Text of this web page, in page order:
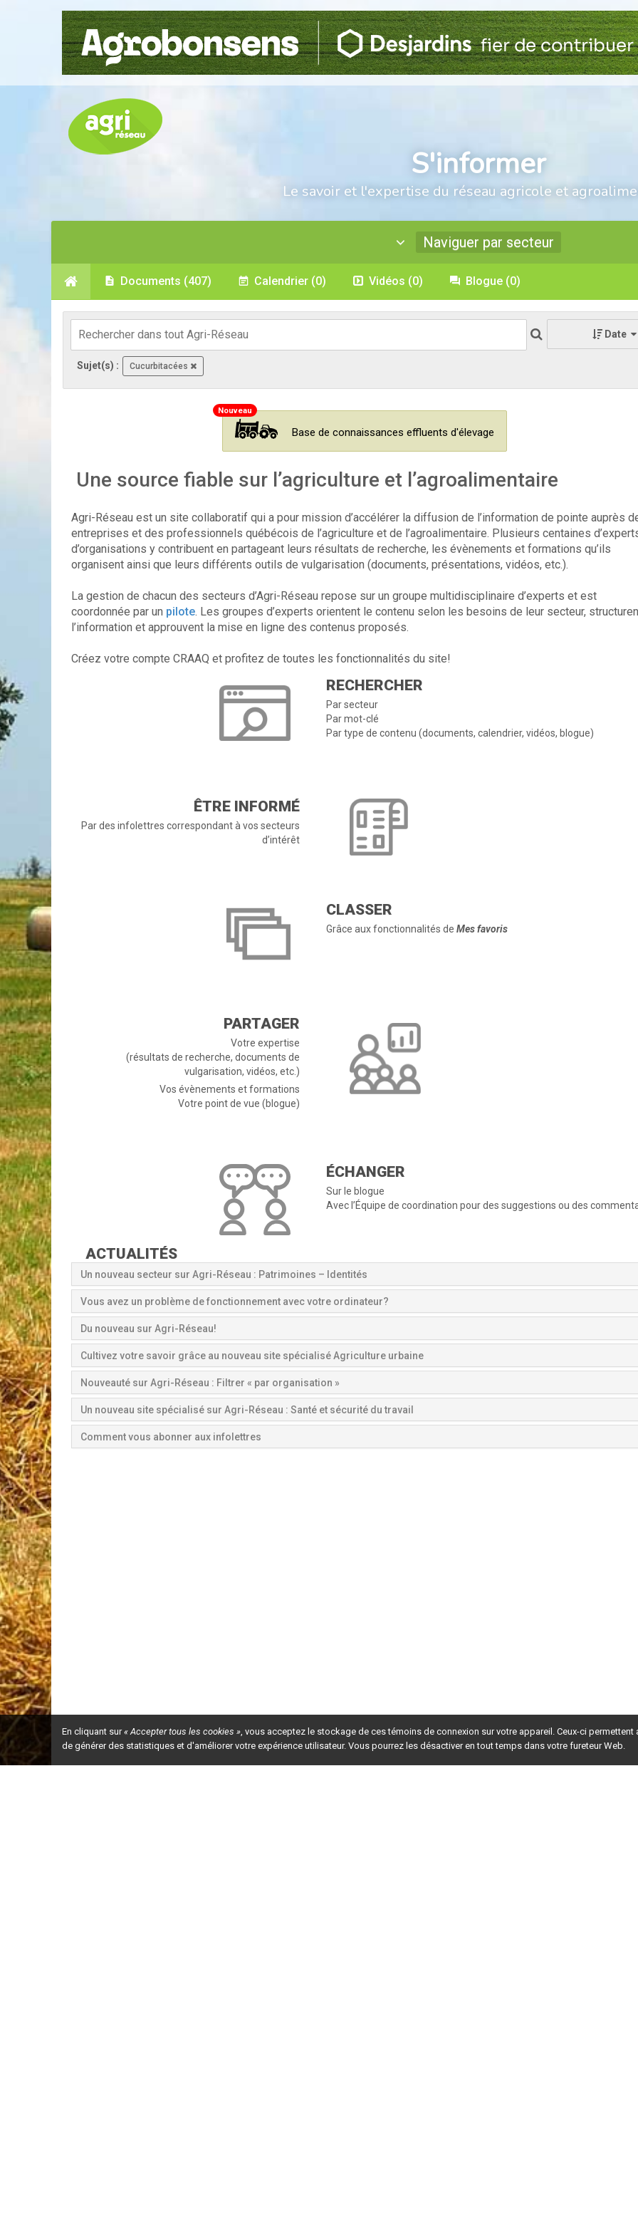
S'informer
Le savoir et l'expertise du réseau agricole et
Naviguer par secteur
Documents (407) Calendrier (0) Vidéos (0) Blogue (0)
Date
Sujet(s) : Cucurbitacées
Base de connaissances effluents d'élevage
Une source fiable sur l’agriculture et l’agroalimentaire
Agri-Réseau est un site collaboratif qui a pour mission d’accélérer la diffusion de l’information de pointe auprès
entreprises et des professionnels québécois de l’agriculture et de l’agroalimentaire. Plusieurs centaines
d’organisations y contribuent en partageant leurs résultats de recherche, les évènements et formations qu’ils
organisent ainsi que leurs différents outils de vulgarisation (documents, présentations, vidéos, etc.).
La gestion de chacun des secteurs d’Agri-Réseau repose sur un groupe multidisciplinaire d’experts et est
coordonnée par un pilote. Les groupes d’experts orientent le contenu selon les besoins de leur secteur,
l’information et approuvent la mise en ligne des contenus proposés.
Créez votre compte CRAAQ et profitez de toutes les fonctionnalités du site!
RECHERCHER
Par secteur
Par mot-clé
Par type de contenu (documents, calendrier, vidéos, blogue)
ÊTRE INFORMÉ
Par des infolettres correspondant à vos secteurs
d’intérêt
CLASSER
Grâce aux fonctionnalités de Mes favoris
PARTAGER
Votre expertise
(résultats de recherche, documents de
vulgarisation, vidéos, etc.)
Vos évènements et formations
Votre point de vue (blogue)
ÉCHANGER
Sur le blogue
Avec l’Équipe de coordination pour des suggestions ou des
ACTUALITÉS
Un nouveau secteur sur Agri-Réseau : Patrimoines – Identités
Vous avez un problème de fonctionnement avec votre ordinateur?
Du nouveau sur Agri-Réseau!
Cultivez votre savoir grâce au nouveau site spécialisé Agriculture urbaine
Nouveauté sur Agri-Réseau : Filtrer « par organisation »
Un nouveau site spécialisé sur Agri-Réseau : Santé et sécurité du travail
Comment vous abonner aux infolettres
En cliquant sur« Accepter tous les cookies », vous acceptez le stockage de ces témoins de connexion sur votre appareil. Ceux-ci permettent
de générer des statistiques et d'améliorer votre expérience utilisateur. Vous pourrez les désactiver en tout temps dans votre fureteur Web.